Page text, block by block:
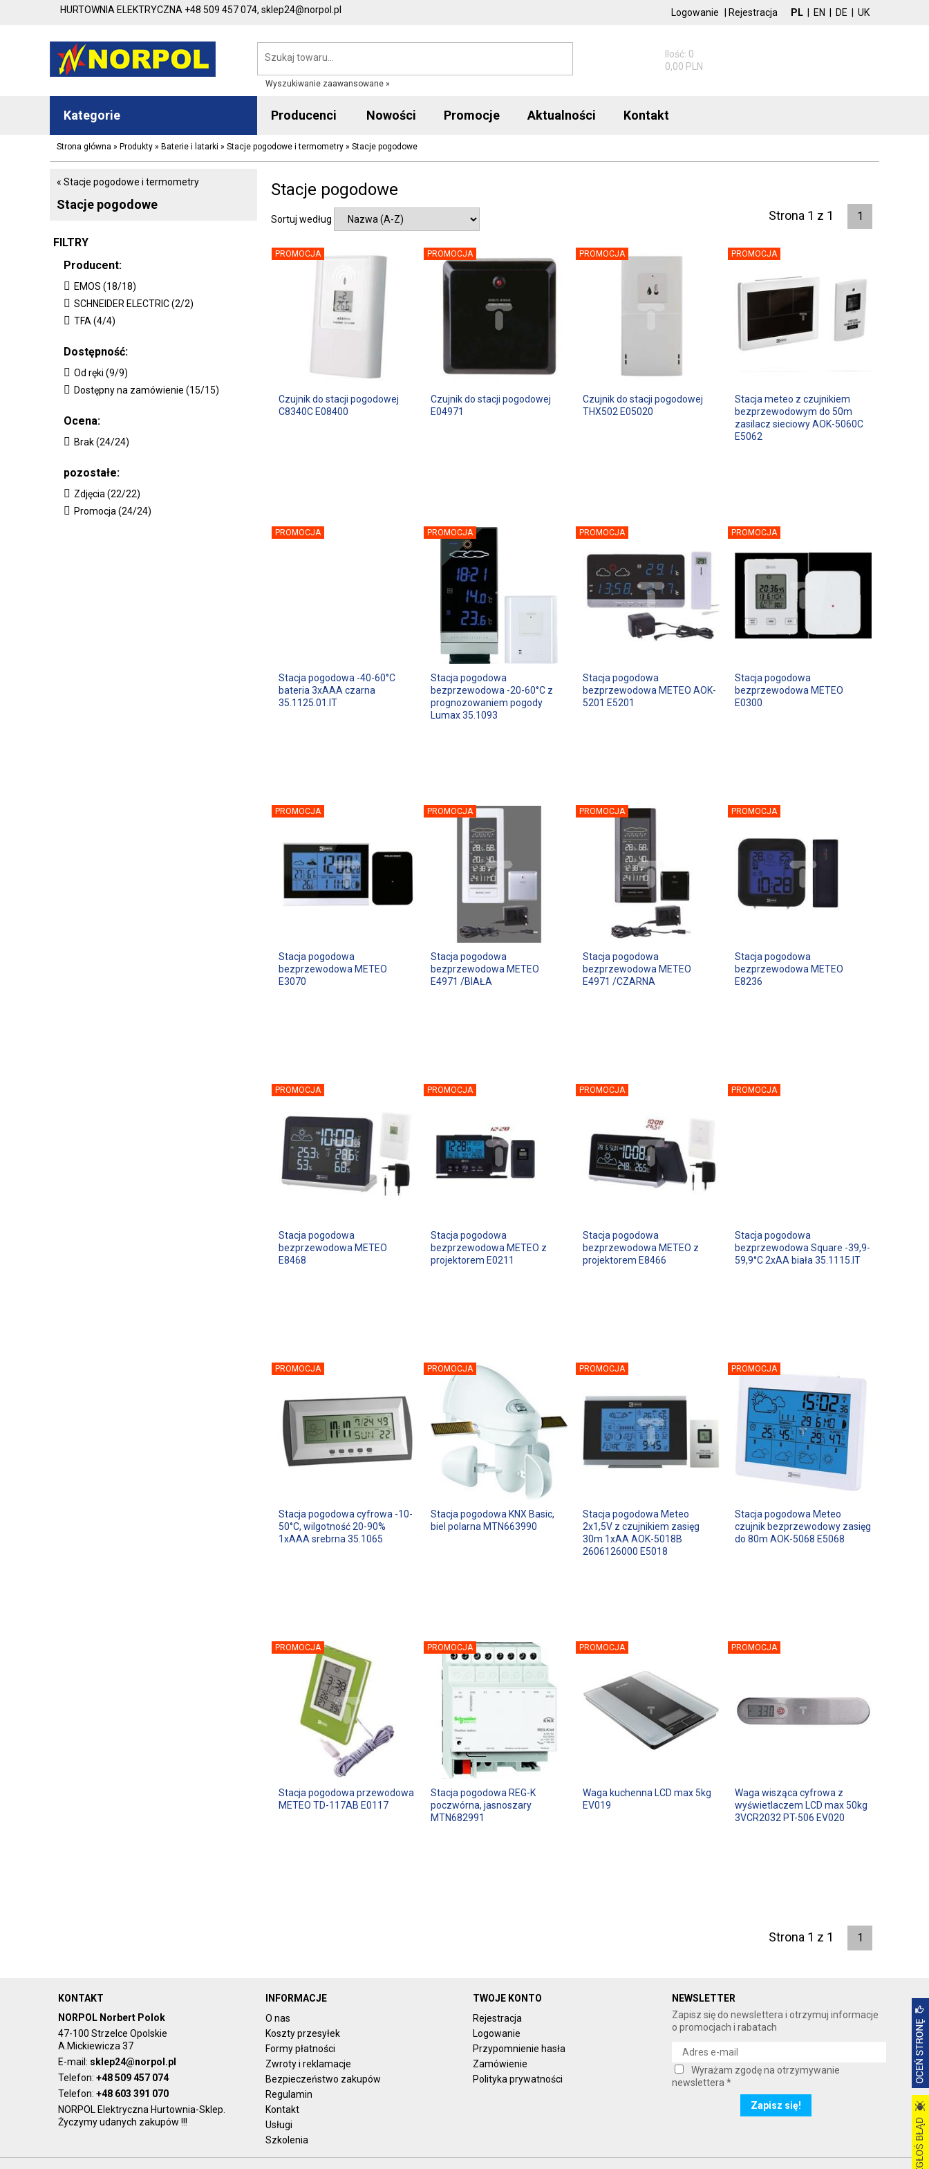
HURTOWNIA ELEKTRYCZNA +48 509 457 074, sklep24@norpol.pl PL EN DE UK
Logowanie Rejestracja
Wyszukiwanie zaawansowane »
Ilość: 0
0,00 PLN
Kategorie Producenci Nowości Promocje Aktualności Kontakt
Strona główna » Produkty » Baterie i latarki » Stacje pogodowe i termometry » Stacje pogodowe
« Stacje pogodowe i termometry
Stacje pogodowe
FILTRY
Producent:
EMOS (18/18)
SCHNEIDER ELECTRIC (2/2)
TFA (4/4)
Dostępność:
Od ręki (9/9)
Dostępny na zamówienie (15/15)
Ocena:
Brak (24/24)
pozostałe:
Zdjęcia (22/22)
Promocja (24/24)
Stacje pogodowe
Sortuj według Strona 1 z 1 1
PROMOCJA
Czujnik do stacji pogodowej
C8340C E08400
PROMOCJA
Czujnik do stacji pogodowej
E04971
PROMOCJA
Czujnik do stacji pogodowej
THX502 E05020
PROMOCJA
Stacja meteo z czujnikiem
bezprzewodowym do 50m
zasilacz sieciowy AOK-5060C
E5062
PROMOCJA
Stacja pogodowa -40-60°C
bateria 3xAAA czarna
35.1125.01.IT
PROMOCJA
Stacja pogodowa
bezprzewodowa -20-60°C z
prognozowaniem pogody
Lumax 35.1093
PROMOCJA
Stacja pogodowa
bezprzewodowa METEO AOK-
5201 E5201
PROMOCJA
Stacja pogodowa
bezprzewodowa METEO
E0300
PROMOCJA
Stacja pogodowa
bezprzewodowa METEO
E3070
PROMOCJA
Stacja pogodowa
bezprzewodowa METEO
E4971 /BIAŁA
PROMOCJA
Stacja pogodowa
bezprzewodowa METEO
E4971 /CZARNA
PROMOCJA
Stacja pogodowa
bezprzewodowa METEO
E8236
PROMOCJA
Stacja pogodowa
bezprzewodowa METEO
E8468
PROMOCJA
Stacja pogodowa
bezprzewodowa METEO z
projektorem E0211
PROMOCJA
Stacja pogodowa
bezprzewodowa METEO z
projektorem E8466
PROMOCJA
Stacja pogodowa
bezprzewodowa Square -39,9-
59,9°C 2xAA biała 35.1115.IT
PROMOCJA
Stacja pogodowa cyfrowa -10-
50°C, wilgotność 20-90%
1xAAA srebrna 35.1065
PROMOCJA
Stacja pogodowa KNX Basic,
biel polarna MTN663990
PROMOCJA
Stacja pogodowa Meteo
2x1,5V z czujnikiem zasięg
30m 1xAA AOK-5018B
2606126000 E5018
PROMOCJA
Stacja pogodowa Meteo
czujnik bezprzewodowy zasięg
do 80m AOK-5068 E5068
PROMOCJA
Stacja pogodowa przewodowa
METEO TD-117AB E0117
PROMOCJA
Stacja pogodowa REG-K
poczwórna, jasnoszary
MTN682991
PROMOCJA
Waga kuchenna LCD max 5kg
EV019
PROMOCJA
Waga wisząca cyfrowa z
wyświetlaczem LCD max 50kg
3VCR2032 PT-506 EV020
Strona 1 z 1 1
KONTAKT
NORPOL Norbert Polok
47-100 Strzelce Opolskie
A.Mickiewicza 37
E-mail: sklep24@norpol.pl
Telefon: +48 509 457 074
Telefon: +48 603 391 070
NORPOL Elektryczna Hurtownia-Sklep.
Życzymy udanych zakupów !!!
INFORMACJE
O nas
Koszty przesyłek
Formy płatności
Zwroty i reklamacje
Bezpieczeństwo zakupów
Regulamin
Kontakt
Usługi
Szkolenia
TWOJE KONTO
Rejestracja
Logowanie
Przypomnienie hasła
Zamówienie
Polityka prywatności
NEWSLETTER
Zapisz się do newslettera i otrzymuj informacje
o promocjach i rabatach
Wyrażam zgodę na otrzymywanie
newslettera *